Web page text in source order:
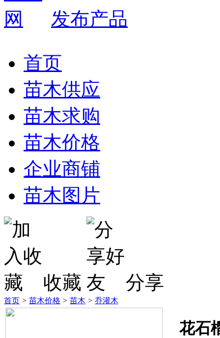
发布产品
首页
苗木供应
苗木求购
苗木价格
企业商铺
苗木图片
收藏 分享
首页 > 苗木价格 > 苗木 > 乔灌木
花石